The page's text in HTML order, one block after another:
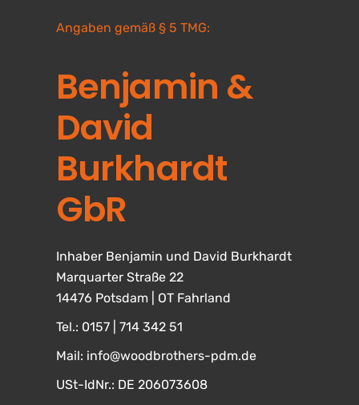
Angaben gemäß § 5 TMG:
Benjamin &
David
Burkhardt
GbR
Inhaber Benjamin und David Burkhardt
Marquarter Straße 22
14476 Potsdam | OT Fahrland
Tel.: 0157 | 714 342 51
Mail: info@woodbrothers-pdm.de
USt-IdNr.: DE 206073608